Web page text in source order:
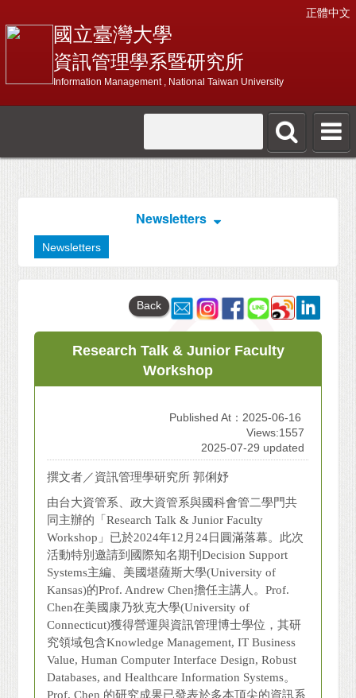
正體中文
國立臺灣大學
資訊管理學系暨研究所
Information Management , National Taiwan University
Newsletters
Newsletters
Back
Research Talk & Junior Faculty
Workshop
Published At：2025-06-16
Views:1557
2025-07-29 updated
撰文者／資訊管理學研究所 郭俐妤
由台大資管系、政大資管系與國科會管二學門共
同主辦的「Research Talk & Junior Faculty
Workshop」已於2024年12月24日圓滿落幕。此次
活動特別邀請到國際知名期刊Decision Support
Systems主編、美國堪薩斯大學(University of
Kansas)的Prof. Andrew Chen擔任主講人。Prof.
Chen在美國康乃狄克大學(University of
Connecticut)獲得營運與資訊管理博士學位，其研
究領域包含Knowledge Management, IT Business
Value, Human Computer Interface Design, Robust
Databases, and Healthcare Information Systems。
Prof. Chen 的研究成果已發表於多本頂尖的資訊系